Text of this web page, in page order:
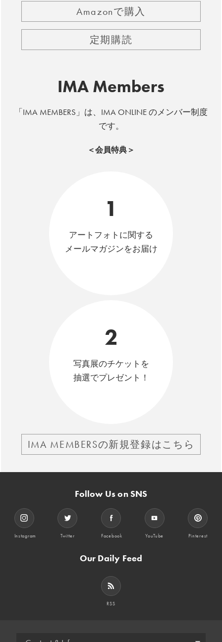
Amazonで購入
定期購読
IMA Members
「IMA MEMBERS」は、IMA ONLINE のメンバー制度
です。
＜会員特典＞
1
アートフォトに関する
メールマガジンをお届け
2
写真展のチケットを
抽選でプレゼント！
IMA MEMBERSの新規登録はこちら
Follow Us on SNS
Instagram Twitter Facebook YouTube Pinterest
Our Daily Feed
RSS